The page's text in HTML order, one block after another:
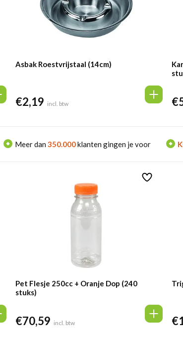
Asbak Roestvrijstaal (14cm)
€2,19 incl. btw €
Meer dan 350.000klanten gingen je voor
Pet Flesje 250cc + Oranje Dop (240
stuks)
€70,59 incl. btw €